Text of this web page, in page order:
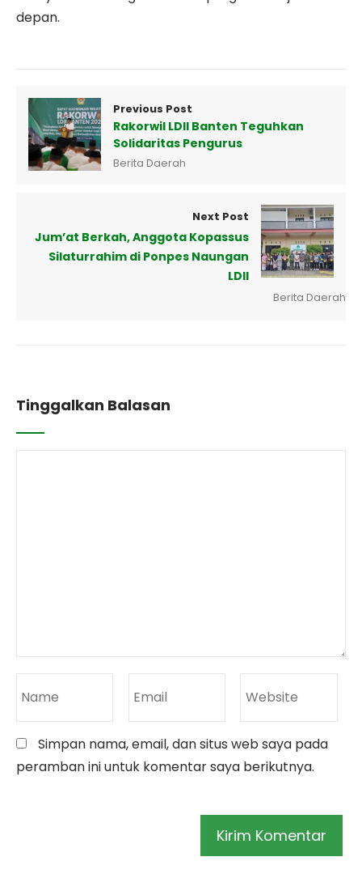
depan.
Previous Post
Rakorwil LDII Banten Teguhkan
Solidaritas Pengurus
Berita Daerah
Next Post
Jum’at Berkah, Anggota Kopassus
Silaturrahim di Ponpes Naungan
LDII
Berita Daerah
Tinggalkan Balasan
Simpan nama, email, dan situs web saya pada
peramban ini untuk komentar saya berikutnya.